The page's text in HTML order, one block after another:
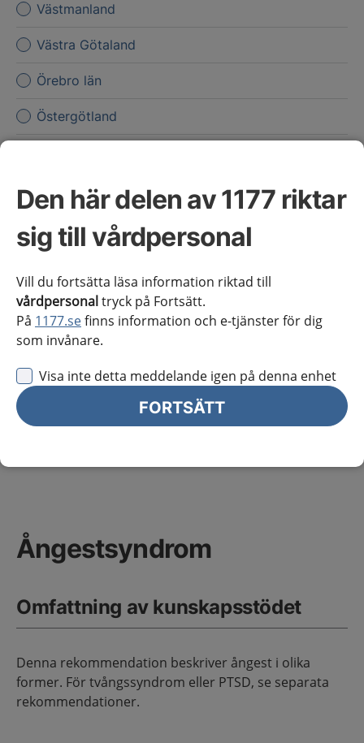
Den här delen av 1177 riktar
sig till vårdpersonal
Vill du fortsätta läsa information riktad till
vårdpersonaltryck på Fortsätt.
På 1177.sefinns information och e-tjänster för dig
som invånare.
Visa inte detta meddelande igen på denna enhet
FORTSÄTT
Västmanland
Västra Götaland
Örebro län
Östergötland
och viktig information som gäller just din region.
Stäng regionsväljaren
Stäng
för vårdpersonal
Välj region
Kliniskt kunskapsstöd
Ångestsyndrom
Primärvård Sidans innehåll
Ångestsyndrom
Omfattning av kunskapsstödet
Denna rekommendation beskriver ångest i olika
former. För tvångssyndrom eller PTSD, se separata
rekommendationer.